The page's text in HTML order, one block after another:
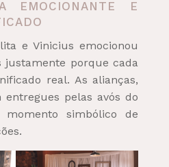
EMOCIONANTE E
e Vinicius emocionou
justamente porque cada
real. As alianças,
pelas avós do
simbólico de